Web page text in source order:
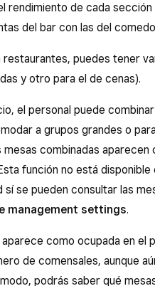
rendimiento de cada
del bar con las del
restaurantes, puedes tener
y otro para el de cenas).
el personal puede
a grupos grandes o
combinadas aparecen
función no está disponible
sí se pueden consultar las
management settings.
aparece como ocupada en el
de comensales, aunque
podrás saber qué